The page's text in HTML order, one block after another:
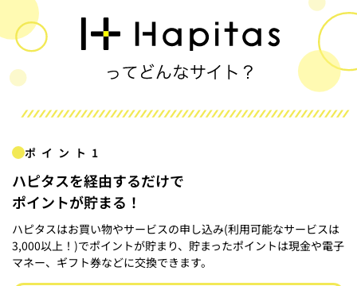
ポイント1
ハピタスを経由するだけで
ポイントが貯まる！
ハピタスはお買い物やサービスの申し込み(利用可能なサービスは
3,000以上！)でポイントが貯まり、貯まったポイントは現金や電子
マネー、ギフト券などに交換できます。